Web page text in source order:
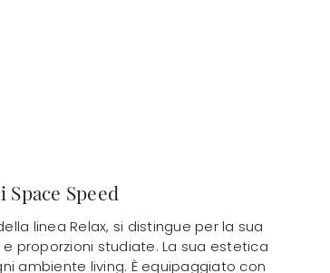
Speed
linea Relax, si distingue per la sua
proporzioni studiate. La sua estetica
ambiente living. È equipaggiato con